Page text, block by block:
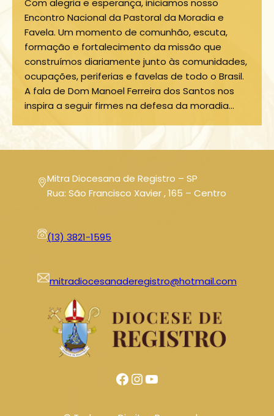
Com alegria e esperança, iniciamos nosso
Encontro Nacional da Pastoral da Moradia e
Favela. Um momento de comunhão, escuta,
formação e fortalecimento da missão que
construímos diariamente junto às comunidades,
ocupações, periferias e favelas de todo o Brasil.
A fala de Dom Manoel Ferreira dos Santos nos
inspira a seguir firmes na defesa da moradia…
Mitra Diocesana de Registro – SP
Rua: São Francisco Xavier , 165 – Centro
(13) 3821-1595
mitradiocesanaderegistro@hotmail.com
Facebook InstagramYoutube